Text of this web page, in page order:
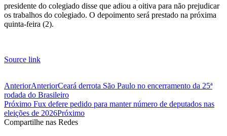
presidente do colegiado disse que adiou a oitiva para não prejudicar
os trabalhos do colegiado. O depoimento será prestado na próxima
quinta-feira (2).
Source link
AnteriorAnteriorCeará derrota São Paulo no encerramento da 25ª
rodada do Brasileiro
Próximo Fux defere pedido para manter número de deputados nas
eleições de 2026Próximo
Compartilhe nas Redes